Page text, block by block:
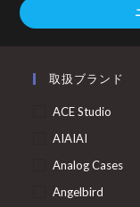
取扱ブランド
ACE Studio
AIAIAI
Analog Cases
Angelbird